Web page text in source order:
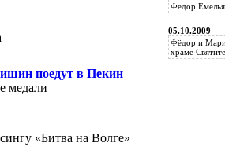
поедут в Пекин
медали
«Битва на Волге»
Федор
05.10.2009
Фёдор и
храме